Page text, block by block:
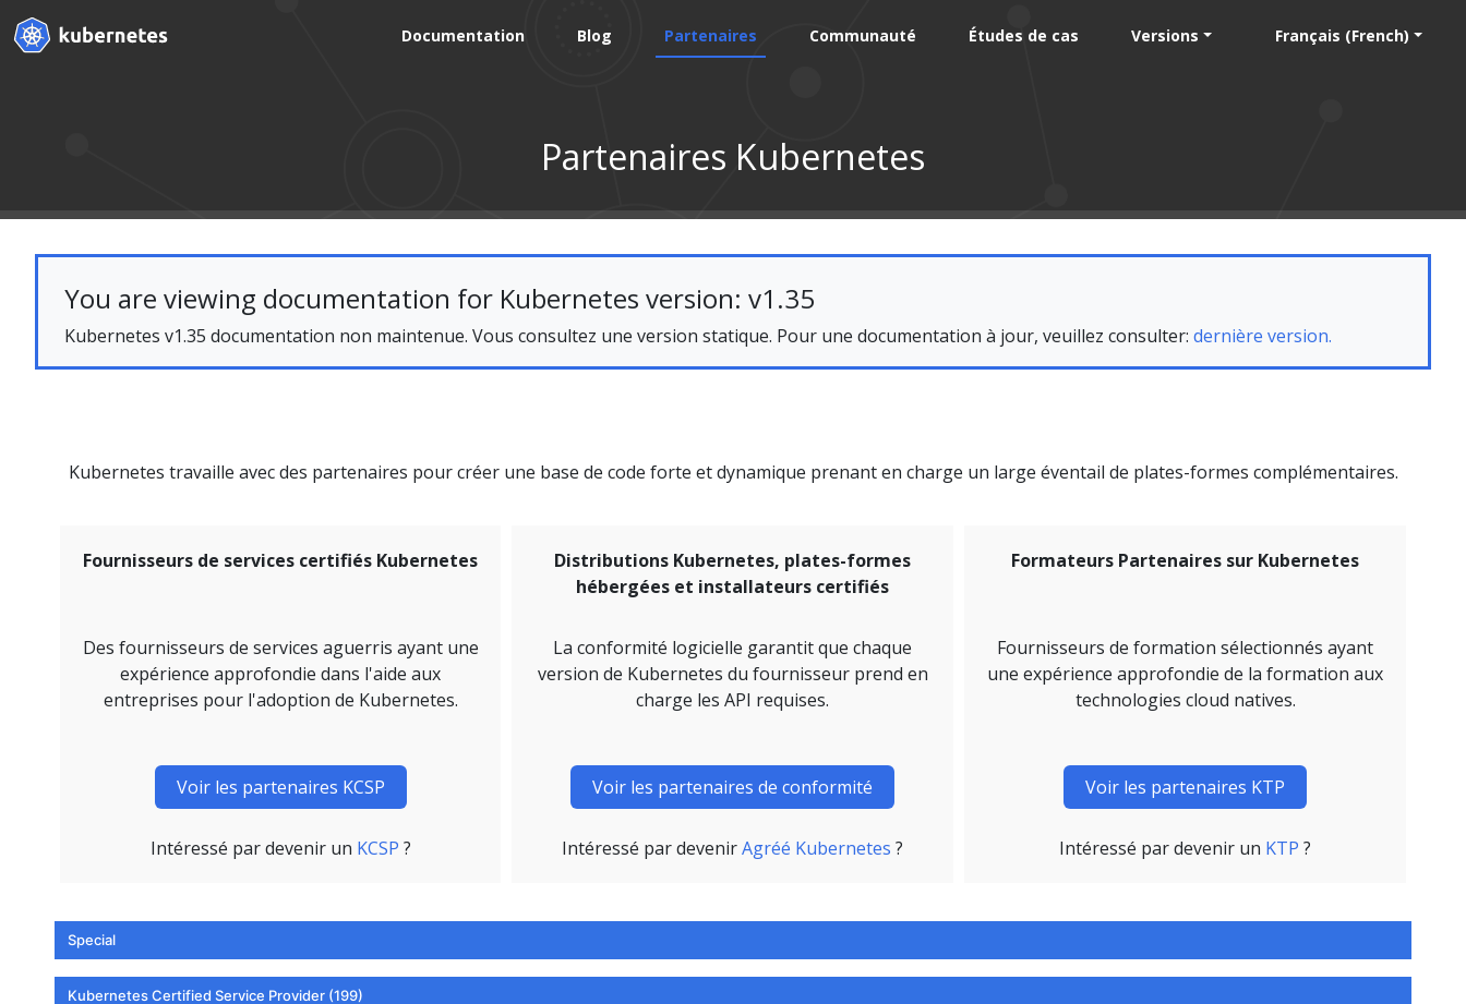
Documentation Blog Partenaires Communauté Études de cas Versions Français (French)
Partenaires Kubernetes
You are viewing documentation for Kubernetes version: v1.35
Kubernetes v1.35 documentation non maintenue. Vous consultez une version statique. Pour une documentation à jour, veuillez consulter: dernière version.
Kubernetes travaille avec des partenaires pour créer une base de code forte et dynamique prenant en charge un large éventail de plates-formes complémentaires.
Fournisseurs de services certifiés Kubernetes
Des fournisseurs de services aguerris ayant une
expérience approfondie dans l'aide aux
entreprises pour l'adoption de Kubernetes.
Voir les partenaires KCSP
Intéressé par devenir un KCSP ?
Distributions Kubernetes, plates-formes
hébergées et installateurs certifiés
La conformité logicielle garantit que chaque
version de Kubernetes du fournisseur prend en
charge les API requises.
Voir les partenaires de conformité
Intéressé par devenirAgréé Kubernetes ?
Formateurs Partenaires sur Kubernetes
Fournisseurs de formation sélectionnés ayant
une expérience approfondie de la formation aux
technologies cloud natives.
Voir les partenaires KTP
Intéressé par devenir un KTP ?